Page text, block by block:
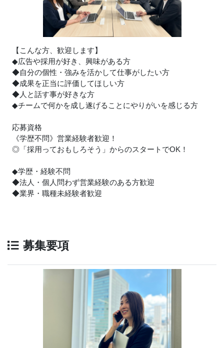
【こんな方、歓迎します】
◆広告や採用が好き、興味がある方
◆自分の個性・強みを活かして仕事がしたい方
◆成果を正当に評価してほしい方
◆人と話す事が好きな方
◆チームで何かを成し遂げることにやりがいを感じる方
応募資格
《学歴不問》営業経験者歓迎！
◎「採用っておもしろそう」からのスタートでOK！
◆学歴・経験不問
◆法人・個人問わず営業経験のある方歓迎
◆業界・職種未経験者歓迎
募集要項